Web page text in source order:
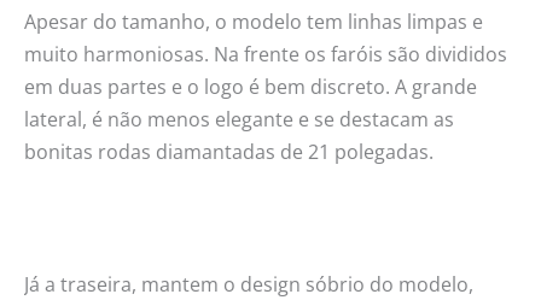
Apesar do tamanho, o modelo tem linhas limpas e
muito harmoniosas. Na frente os faróis são divididos
em duas partes e o logo é bem discreto. A grande
lateral, é não menos elegante e se destacam as
bonitas rodas diamantadas de 21 polegadas.
Já a traseira, mantem o design sóbrio do modelo,